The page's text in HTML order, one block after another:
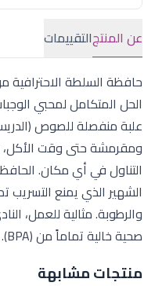
عن المنتجالتقييمات
الحل المتكامل لمحبي
علبة منفصلة للصوص
ومقرمشة حتى وقت
التناول في أي مكان.
الشهير الذي يمنع
والرطوبة. مثالية للعمل،
صحية خالية تماماً من (BPA).
منتجات مشابهة